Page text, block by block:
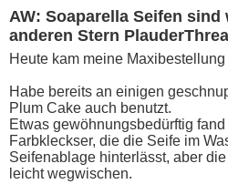
AW: Soaparella Seifen sind
anderen Stern
Heute kam meine Maxibestellung
Habe bereits an einigen
Plum Cake auch benutzt.
Etwas gewöhnungsbedürftig
Farbkleckser, die die Seife im
Seifenablage hinterlässt, aber
leicht wegwischen.